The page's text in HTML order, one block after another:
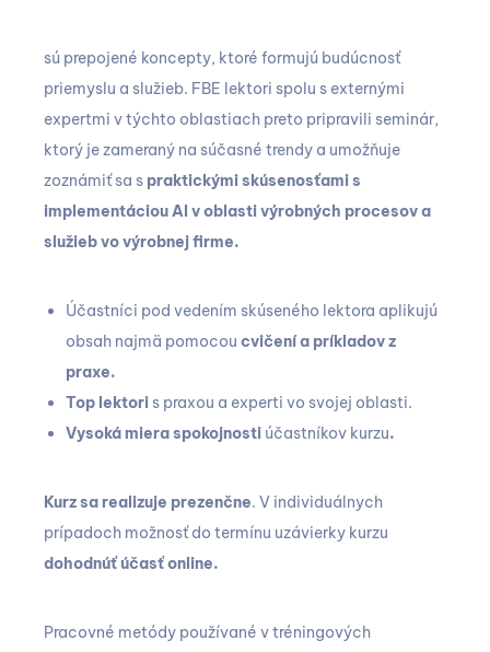
sú prepojené koncepty, ktoré formujú budúcnosť
priemyslu a služieb. FBE lektori spolu s externými
expertmi v týchto oblastiach preto pripravili seminár,
ktorý je zameraný na súčasné trendy a umožňuje
zoznámiť sa s praktickými skúsenosťami s
implementáciou AI v oblasti výrobných procesov a
služieb vo výrobnej firme.
Účastníci pod vedením skúseného lektora aplikujú
obsah najmä pomocou cvičení a príkladov z
praxe.
Top lektori s praxou a experti vo svojej oblasti.
Vysoká miera spokojnosti účastníkov kurzu.
Kurz sa realizuje prezenčne. V individuálnych
prípadoch možnosť do termínu uzávierky kurzu
dohodnúť účasť online.
Pracovné metódy používané v tréningových